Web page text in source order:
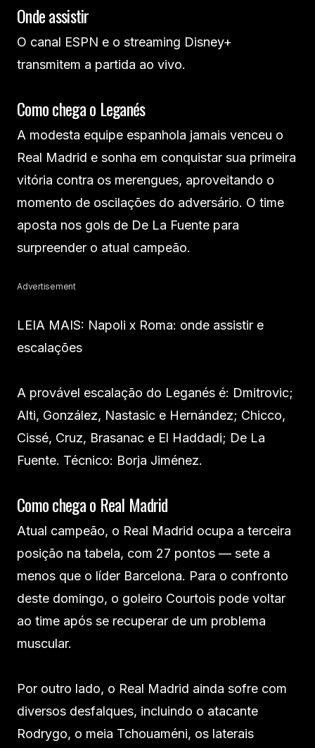
Onde assistir
O canal ESPN e o streaming Disney+
transmitem a partida ao vivo.
Como chega o Leganés
A modesta equipe espanhola jamais venceu o
Real Madrid e sonha em conquistar sua primeira
vitória contra os merengues, aproveitando o
momento de oscilações do adversário. O time
aposta nos gols de De La Fuente para
surpreender o atual campeão.
Advertisement
LEIA MAIS: Napoli x Roma: onde assistir e
escalações
A provável escalação do Leganés é: Dmitrovic;
Alti, González, Nastasic e Hernández; Chicco,
Cissé, Cruz, Brasanac e El Haddadi; De La
Fuente. Técnico: Borja Jiménez.
Como chega o Real Madrid
Atual campeão, o Real Madrid ocupa a terceira
posição na tabela, com 27 pontos — sete a
menos que o líder Barcelona. Para o confronto
deste domingo, o goleiro Courtois pode voltar
ao time após se recuperar de um problema
muscular.
Por outro lado, o Real Madrid ainda sofre com
diversos desfalques, incluindo o atacante
Rodrygo, o meia Tchouaméni, os laterais